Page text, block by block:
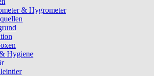
& Hygrometer
Hygiene